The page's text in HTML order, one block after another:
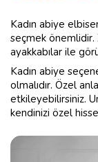
Kadın abiye
seçmek önemlidir.
ayakkabılar ile
Kadın abiye
olmalıdır. Özel
etkileyebilirsiniz.
kendinizi özel